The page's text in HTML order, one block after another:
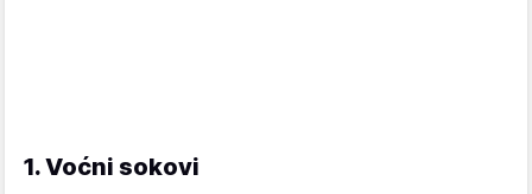
1. Voćni sokovi